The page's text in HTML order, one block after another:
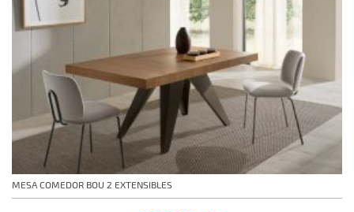
MESA COMEDOR BOU 2 EXTENSIBLES